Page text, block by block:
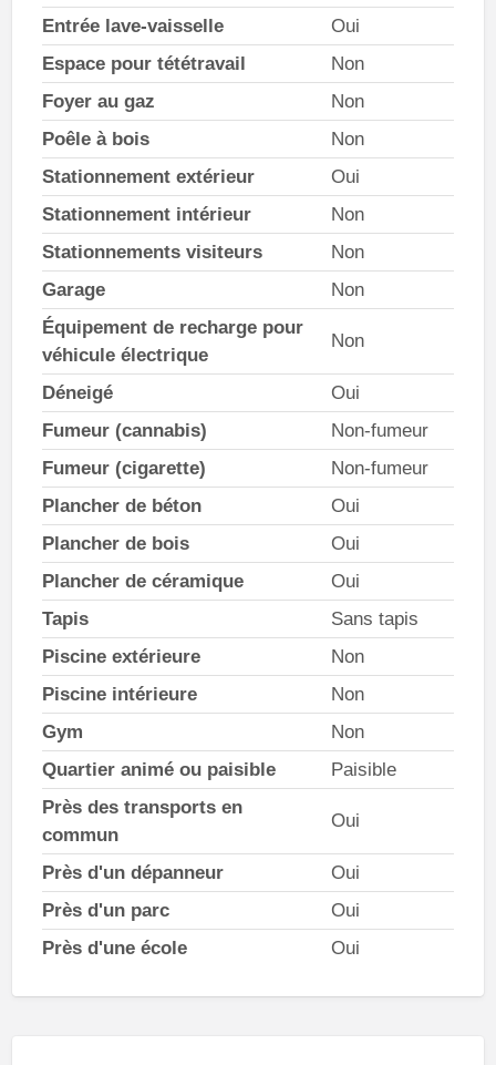
Entrée lave-vaisselle
Oui
Espace pour tététravail
Non
Foyer au gaz
Non
Poêle à bois
Non
Stationnement extérieur
Oui
Stationnement intérieur
Non
Stationnements visiteurs
Non
Garage
Non
Équipement de recharge pour
véhicule électrique
Non
Déneigé
Oui
Fumeur (cannabis)
Non-fumeur
Fumeur (cigarette)
Non-fumeur
Plancher de béton
Oui
Plancher de bois
Oui
Plancher de céramique
Oui
Tapis
Sans tapis
Piscine extérieure
Non
Piscine intérieure
Non
Gym
Non
Quartier animé ou paisible
Paisible
Près des transports en
commun
Oui
Près d'un dépanneur
Oui
Près d'un parc
Oui
Près d'une école
Oui